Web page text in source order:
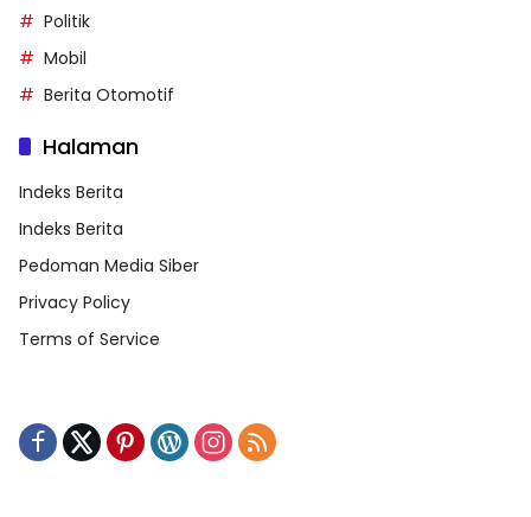
Politik
Mobil
Berita Otomotif
Halaman
Indeks Berita
Indeks Berita
Pedoman Media Siber
Privacy Policy
Terms of Service